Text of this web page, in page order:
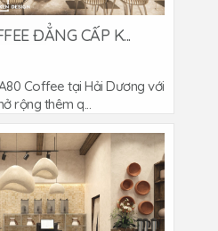
ĐẲNG CẤP K...
Coffee tại Hải Dương với
rộng thêm q...